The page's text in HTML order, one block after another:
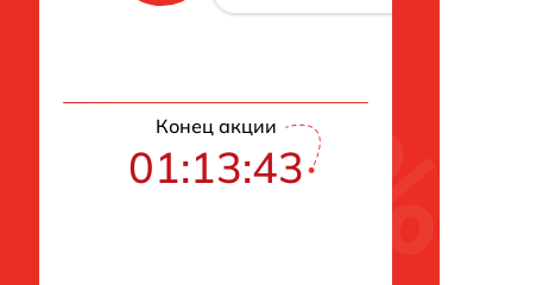
Конец акции
01:13:42